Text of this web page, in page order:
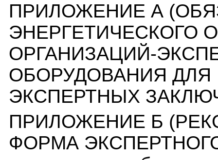
ПРИЛОЖЕНИЕ А
ЭНЕРГЕТИЧЕСКОГО
ОРГАНИЗАЦИЙ-
ОБОРУДОВАНИЯ ДЛЯ
ЭКСПЕРТНЫХ
ПРИЛОЖЕНИЕ Б
ФОРМА